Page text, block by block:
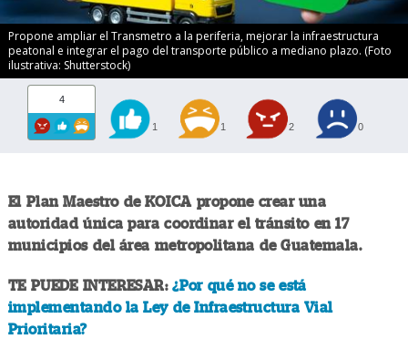
Propone ampliar el Transmetro a la periferia, mejorar la infraestructura
peatonal e integrar el pago del transporte público a mediano plazo. (Foto
ilustrativa: Shutterstock)
4
1 1 2 0
El Plan Maestro de KOICA propone crear una
autoridad única para coordinar el tránsito en 17
municipios del área metropolitana de Guatemala.
TE PUEDE INTERESAR:¿Por qué no se está
implementando la Ley de Infraestructura Vial
Prioritaria?